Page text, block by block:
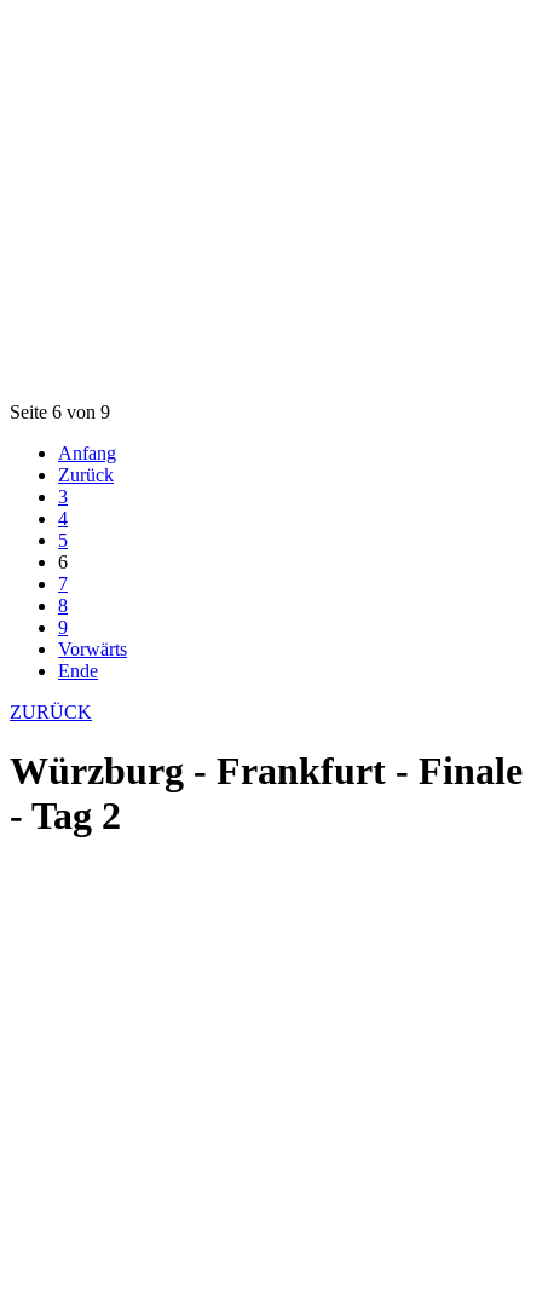
Seite 6 von 9
Anfang
Zurück
3
4
5
6
7
8
9
Vorwärts
Ende
ZURÜCK
Würzburg - Frankfurt - Finale
- Tag 2